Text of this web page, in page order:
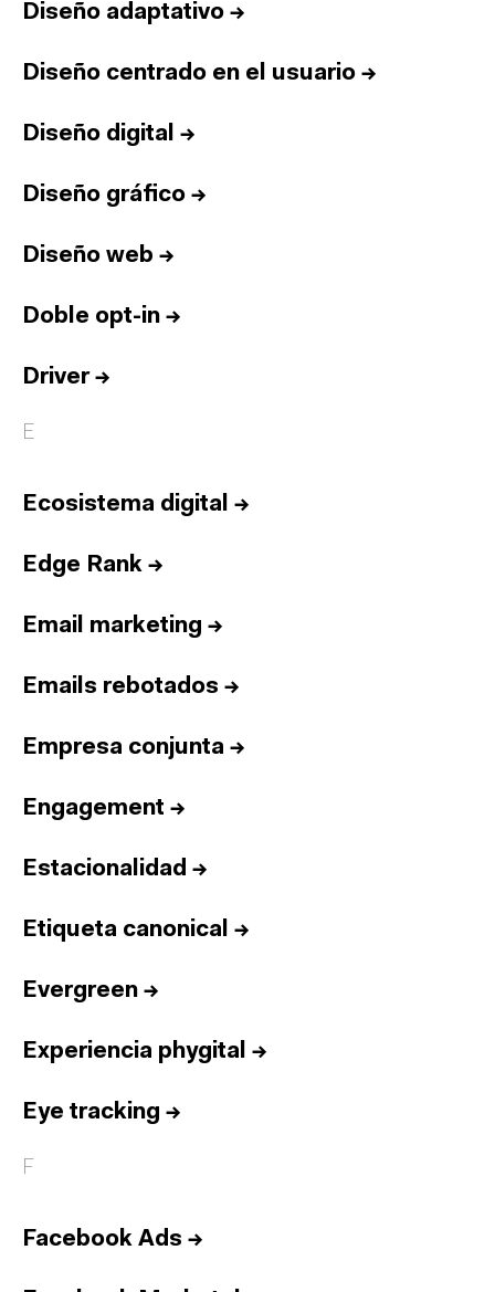
Diseño adaptativo →
Diseño centrado en el usuario →
Diseño digital →
Diseño gráfico →
Diseño web →
Doble opt-in →
Driver→
E
Ecosistema digital →
Edge Rank →
Email marketing →
Emails rebotados →
Empresa conjunta →
Engagement →
Estacionalidad →
Etiqueta canonical →
Evergreen →
Experiencia phygital →
Eye tracking →
F
Facebook Ads →